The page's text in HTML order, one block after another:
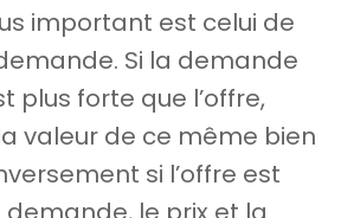
important est celui de
Si la demande
plus forte que l’offre,
valeur de ce même bien
si l’offre est